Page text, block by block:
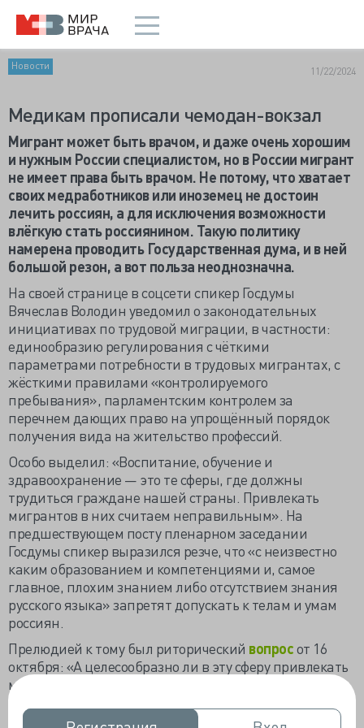
Новости 11/22/2024
Медикам прописали чемодан-вокзал
Мигрант может быть врачом, и даже очень хорошим
и нужным России специалистом, но в России мигрант
не имеет права быть врачом. Не потому, что хватает
своих медработников или иноземец не достоин
лечить россиян, а для исключения возможности
влёгкую стать россиянином. Такую политику
намерена проводить Государственная дума, и в ней
большой резон, а вот польза неоднозначна.
На своей странице в соцсети спикер Госдумы
Вячеслав Володин уведомил о законодательных
инициативах по трудовой миграции, в частности:
единообразию регулирования с чёткими
параметрами потребности в трудовых мигрантах, с
жёсткими правилами «контролируемого
пребывания», парламентским контролем за
перечнем дающих право на упрощённый порядок
получения вида на жительство профессий.
Особо выделил: «Воспитание, обучение и
здравоохранение — это те сферы, где должны
трудиться граждане нашей страны. Привлекать
мигрантов в них считаем неправильным». На
предшествующем посту пленарном заседании
Госдумы спикер выразился резче, что «с неизвестно
каким образованием и компетенциями и, самое
главное, плохим знанием либо отсутствием знания
русского языка» запретят допускать к телам и умам
россиян.
Прелюдией к тому был риторический вопросот 16
октября: «А целесообразно ли в эту сферу привлекать
мигрантов? Может быть, сделать всё для того, чтобы
наши выпускники, наши целевики, из которых всего
34 процента возвращаются в больницы работать,